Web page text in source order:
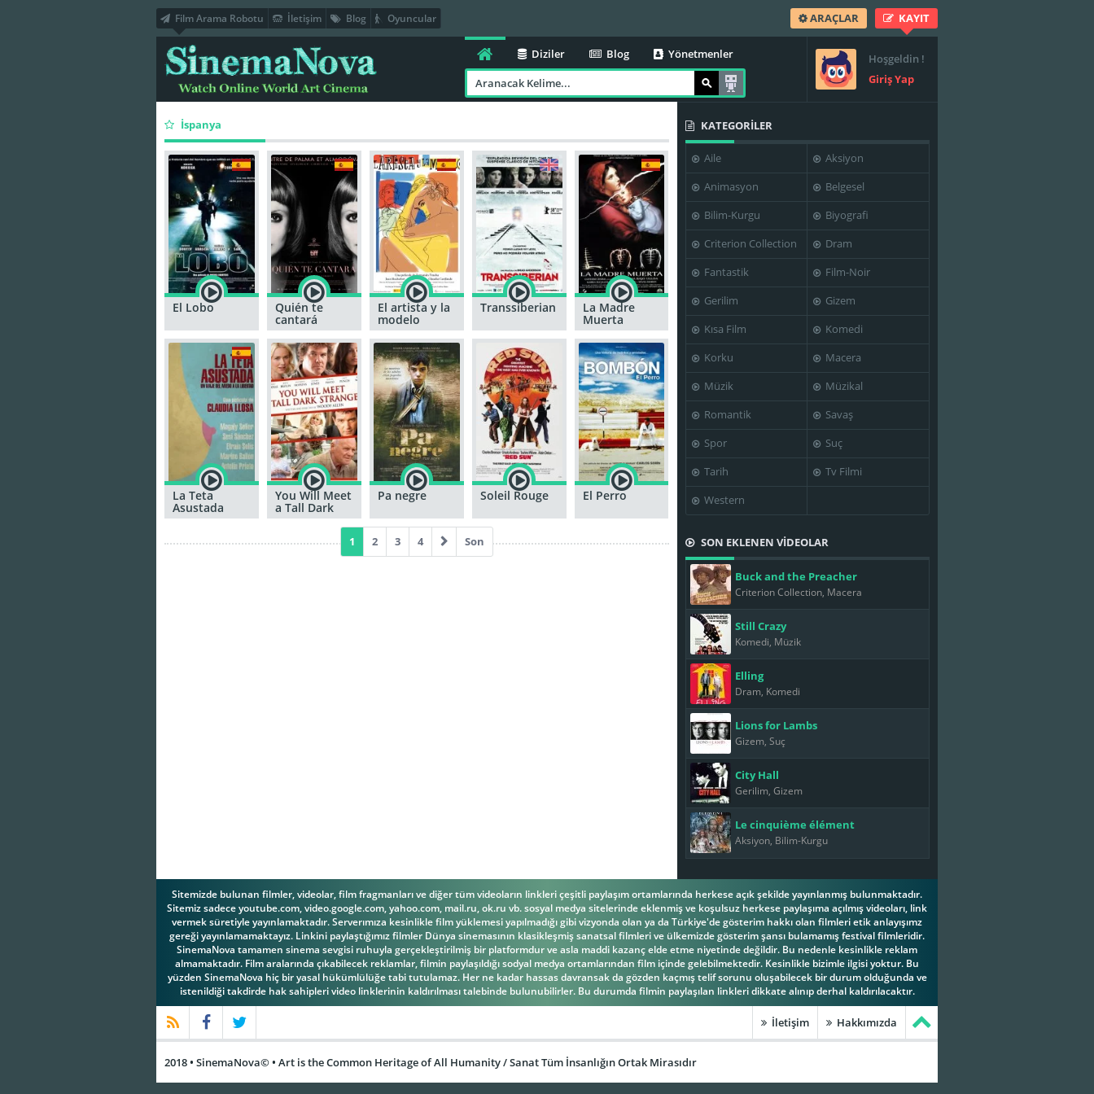
Film Arama Robotu İletişim Blog Oyuncular ARAÇLAR KAYIT
Hoşgeldin !
Giriş Yap
Diziler Blog Yönetmenler
İspanya
El Lobo Quién te
cantará
El artista y la
modelo
Transsiberian La Madre
Muerta
La Teta
Asustada
You Will Meet
a Tall Dark
Stranger
Pa negre Soleil Rouge El Perro
1 2 3 4 Son
KATEGORİLER
Aile
Aksiyon
Animasyon
Belgesel
Bilim-Kurgu
Biyografi
Criterion Collection
Dram
Fantastik
Film-Noir
Gerilim
Gizem
Kısa Film
Komedi
Korku
Macera
Müzik
Müzikal
Romantik
Savaş
Spor
Suç
Tarih
Tv Filmi
Western
SON EKLENEN VİDEOLAR
Buck and the Preacher
Criterion Collection, Macera
Still Crazy
Komedi, Müzik
Elling
Dram, Komedi
Lions for Lambs
Gizem, Suç
City Hall
Gerilim, Gizem
Le cinquième élément
Aksiyon, Bilim-Kurgu
Sitemizde bulunan filmler, videolar, film fragmanları ve diğer tüm videoların linkleri çeşitli paylaşım ortamlarında herkese açık şekilde yayınlanmış bulunmaktadır.
Sitemiz sadece youtube.com, video.google.com, yahoo.com, mail.ru, ok.ru vb. sosyal medya sitelerinde eklenmiş ve koşulsuz herkese paylaşıma açılmış videoları, link
vermek süretiyle yayınlamaktadır. Serverımıza kesinlikle film yüklemesi yapılmadığı gibi vizyonda olan ya da Türkiye'de gösterim hakkı olan filmleri etik anlayışımz
gereği yayınlamamaktayız. Linkini paylaştığımız filmler Dünya sinemasının klasikleşmiş sanatsal filmleri ve ülkemizde gösterim şansı bulamamış festival filmleridir.
SinemaNova tamamen sinema sevgisi ruhuyla gerçekleştirilmiş bir platformdur ve asla maddi kazanç elde etme niyetinde değildir. Bu nedenle kesinlikle reklam
almamaktadır. Film aralarında çıkabilecek reklamlar, filmin paylaşıldığı sodyal medya ortamlarından film içinde gelebilmektedir. Kesinlikle bizimle ilgisi yoktur. Bu
yüzden SinemaNova hiç bir yasal hükümlülüğe tabi tutulamaz. Her ne kadar hassas davransak da gözden kaçmış telif sorunu oluşabilecek bir durum olduğunda ve
istenildiği takdirde hak sahipleri video linklerinin kaldırılması talebinde bulunubilirler. Bu durumda filmin paylaşılan linkleri dikkate alınıp derhal kaldırılacaktır.
İletişim Hakkımızda
2018 • SinemaNova© • Art is the Common Heritage of All Humanity / Sanat Tüm İnsanlığın Ortak Mirasıdır